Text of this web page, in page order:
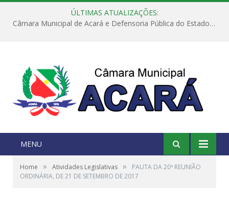
ÚLTIMAS ATUALIZAÇÕES:
Câmara Municipal de Acará e Defensoria Pública do Estado, promovem Ação Balcão de Direitos
MENU
Home » Atividades Legislativas »
PAUTA DA 20ª REUNIÃO
ORDINÁRIA, DE 21 DE SETEMBRO DE 2017